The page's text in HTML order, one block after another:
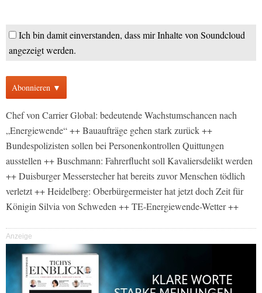
Ich bin damit einverstanden, dass mir Inhalte von Soundcloud
angezeigt werden.
Abonnieren ▼
Chef von Carrier Global: bedeutende Wachstumschancen nach
„Energiewende“ ++ Bauaufträge gehen stark zurück ++
Bundespolizisten sollen bei Personenkontrollen Quittungen
ausstellen ++ Buschmann: Fahrerflucht soll Kavaliersdelikt werden
++ Duisburger Messerstecher hat bereits zuvor Menschen tödlich
verletzt ++ Heidelberg: Oberbürgermeister hat jetzt doch Zeit für
Königin Silvia von Schweden ++ TE-Energiewende-Wetter ++
Anzeige